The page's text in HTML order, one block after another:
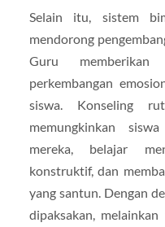
Selain itu, sistem
mendorong
Guru
perkembangan
siswa. Konseling
memungkinkan
mereka, belajar
konstruktif, dan
yang santun. Dengan
dipaksakan,